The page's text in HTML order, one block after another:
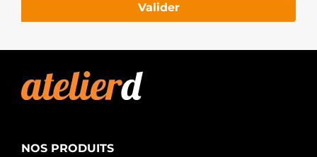
Valider
NOS PRODUITS